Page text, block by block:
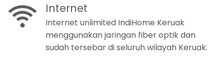
Internet
Internet unlimited IndiHome Keruak
menggunakan jaringan fiber optik dan
sudah tersebar di seluruh wilayah Keruak.